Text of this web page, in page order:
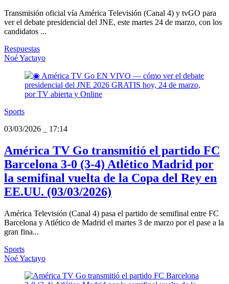
Transmisión oficial vía América Televisión (Canal 4) y tvGO para
ver el debate presidencial del JNE, este martes 24 de marzo, con los
candidatos ...
Respuestas
Noé Yactayo
Sports
03/03/2026
17:14
América TV Go transmitió el partido FC
Barcelona 3-0 (3-4) Atlético Madrid por
la semifinal vuelta de la Copa del Rey en
EE.UU. (03/03/2026)
América Televisión (Canal 4) pasa el partido de semifinal entre FC
Barcelona y Atlético de Madrid el martes 3 de marzo por el pase a la
gran fina...
Sports
Noé Yactayo